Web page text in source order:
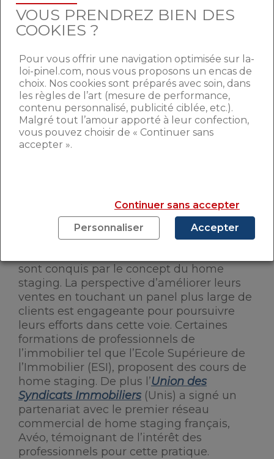
Un visuel attrayant
photographe professionnel est primordiale.
En effet, le visuel est le premier contact du
client avec sa future acquisition potentielle
; de ce fait la première impression doit être
parfaite. L’ensemble des professionnels du
home staging affirment que « 90% des
achats immobiliers sont des coups de
Attirer les professionnels de
l’immobilier
De plus en plus d’agence immobilière
sont conquis par le concept du home
staging. La perspective d’améliorer leurs
ventes en touchant un panel plus large de
clients est engageante pour poursuivre
leurs efforts dans cette voie. Certaines
formations de professionnels de
l’immobilier tel que l’Ecole Supérieure de
l’Immobilier (ESI), proposent des cours de
home staging. De plus l’Union des
Syndicats Immobiliers (Unis) a signé un
partenariat avec le premier réseau
commercial de home staging français,
Avéo, témoignant de l’intérêt des
professionnels pour cette pratique.
VOUS PRENDREZ BIEN DES
COOKIES ?
Pour vous offrir une navigation optimisée sur la-
loi-pinel.com, nous vous proposons un encas de
choix. Nos cookies sont préparés avec soin, dans
les règles de l’art (mesure de performance,
contenu personnalisé, publicité ciblée, etc.).
Malgré tout l’amour apporté à leur confection,
vous pouvez choisir de « Continuer sans
accepter ».
Continuer sans accepter
Personnaliser
Accepter